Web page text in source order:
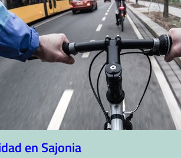
en Sajonia